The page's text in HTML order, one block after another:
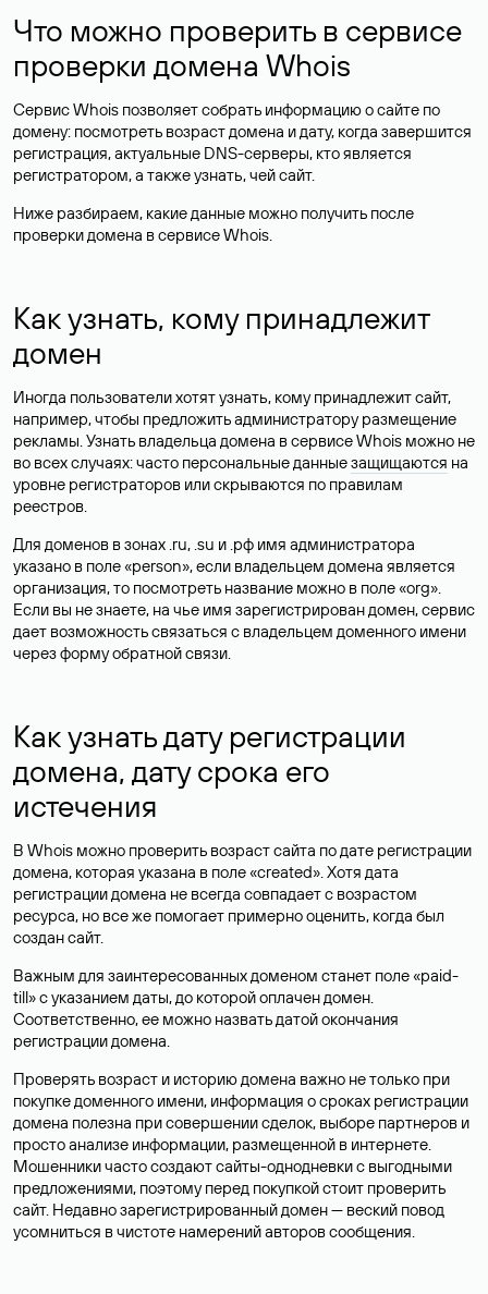
Что можно проверить в сервисе
проверки домена Whois
Сервис Whois позволяет собрать информацию о сайте по
домену: посмотреть возраст домена и дату, когда завершится
регистрация, актуальные DNS-серверы, кто является
регистратором, а также узнать, чей сайт.
Ниже разбираем, какие данные можно получить после
проверки домена в сервисе Whois.
Как узнать, кому принадлежит
домен
Иногда пользователи хотят узнать, кому принадлежит сайт,
например, чтобы предложить администратору размещение
рекламы. Узнать владельца домена в сервисе Whois можно не
во всех случаях: часто персональные данныезащищаются на
уровне регистраторов или скрываются по правилам
реестров.
Для доменов в зонах .ru, .su и .рф имя администратора
указано в поле «person», если владельцем домена является
организация, то посмотреть название можно в поле «org».
Если вы не знаете, на чье имя зарегистрирован домен, сервис
дает возможность связаться с владельцем доменного имени
через форму обратной связи.
Как узнать дату регистрации
домена, дату срока его
истечения
В Whois можно проверить возраст сайта по дате регистрации
домена, которая указана в поле «created». Хотя дата
регистрации домена не всегда совпадает с возрастом
ресурса, но все же помогает примерно оценить, когда был
создан сайт.
Важным для заинтересованных доменом станет поле «paid-
till» с указанием даты, до которой оплачен домен.
Соответственно, ее можно назвать датой окончания
регистрации домена.
Проверять возраст и историю домена важно не только при
покупке доменного имени, информация о сроках регистрации
домена полезна при совершении сделок, выборе партнеров и
просто анализе информации, размещенной в интернете.
Мошенники часто создают сайты-однодневки с выгодными
предложениями, поэтому перед покупкой стоит проверить
сайт. Недавно зарегистрированный домен — веский повод
усомниться в чистоте намерений авторов сообщения.